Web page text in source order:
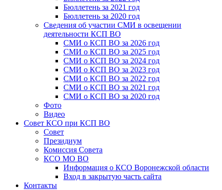
Бюллетень за 2021 год
Бюллетень за 2020 год
Сведения об участии СМИ в освещении
деятельности КСП ВО
СМИ о КСП ВО за 2026 год
СМИ о КСП ВО за 2025 год
СМИ о КСП ВО за 2024 год
СМИ о КСП ВО за 2023 год
СМИ о КСП ВО за 2022 год
СМИ о КСП ВО за 2021 год
СМИ о КСП ВО за 2020 год
Фото
Видео
Совет КСО при КСП ВО
Совет
Президиум
Комиссия Совета
КСО МО ВО
Информация о КСО Воронежской области
Вход в закрытую часть сайта
Контакты